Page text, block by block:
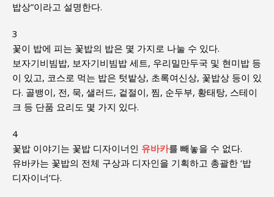
밥상”이라고 설명한다.
3
꽃이 밥에 피는 꽃밥의 밥은 몇 가지로 나눌 수 있다.
보자기비빔밥, 보자기비빔밥 세트, 우리밀만두국 및 현미밥 등
이 있고, 코스로 먹는 밥은 텃밭상, 초록여신상, 꽃밥상 등이 있
다. 골뱅이, 전, 묵, 샐러드, 겉절이, 찜, 순두부, 황태탕, 스테이
크 등 단품 요리도 몇 가지 있다.
4
꽃밥 이야기는 꽃밥 디자이너인 유바카를 빼놓을 수 없다.
유바카는 꽃밥의 전체 구상과 디자인을 기획하고 총괄한 ‘밥
디자이너’다.